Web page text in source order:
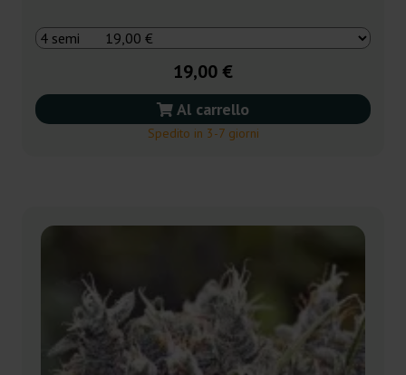
19,00 €
Al carrello
Spedito in 3-7 giorni